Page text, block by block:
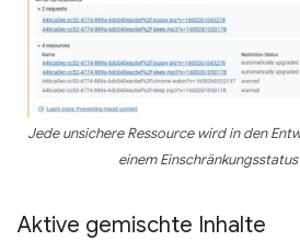
Jede unsichere Ressource wird in den
einem
Aktive gemischte Inhalte